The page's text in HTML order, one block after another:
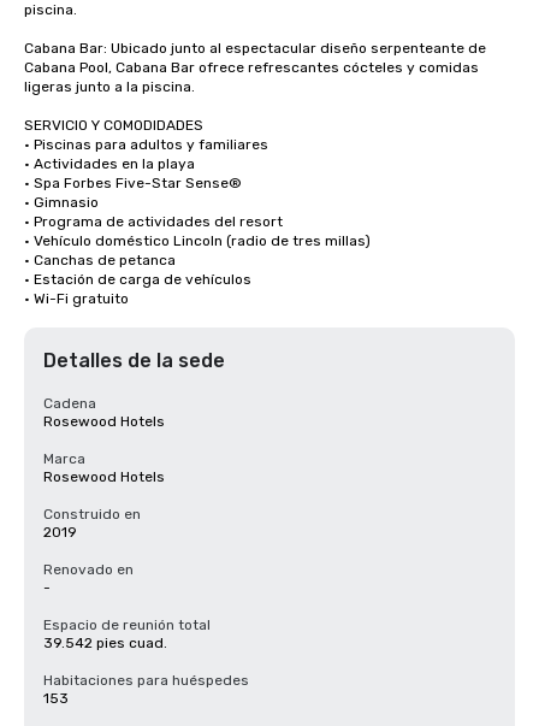
piscina.
Cabana Bar: Ubicado junto al espectacular diseño serpenteante de
Cabana Pool, Cabana Bar ofrece refrescantes cócteles y comidas
ligeras junto a la piscina.
SERVICIO Y COMODIDADES
· Piscinas para adultos y familiares
· Actividades en la playa
· Spa Forbes Five-Star Sense®
· Gimnasio
· Programa de actividades del resort
· Vehículo doméstico Lincoln (radio de tres millas)
· Canchas de petanca
· Estación de carga de vehículos
· Wi-Fi gratuito
Detalles de la sede
Cadena
Rosewood Hotels
Marca
Rosewood Hotels
Construido en
2019
Renovado en
-
Espacio de reunión total
39.542 pies cuad.
Habitaciones para huéspedes
153